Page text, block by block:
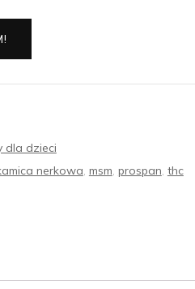
dla dzieci
nerkowa, msm, prospan, thc